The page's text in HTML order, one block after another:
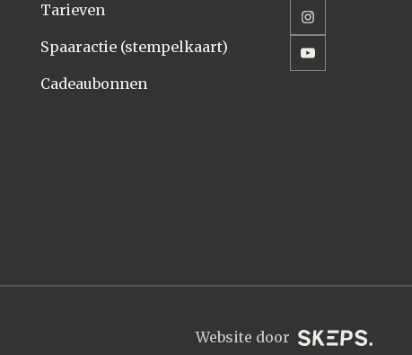
Tarieven
Spaaractie (stempelkaart)
Cadeaubonnen
Website door